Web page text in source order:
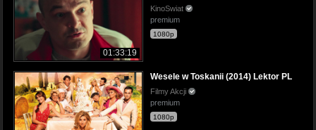
01:33:19
KinoSwiat
premium
1080p
Wesele w Toskanii (2014) Lektor PL
Filmy Akcji
premium
1080p